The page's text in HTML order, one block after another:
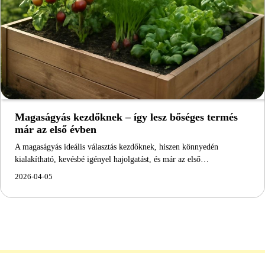
Magaságyás kezdőknek – így lesz bőséges termés
már az első évben
A magaságyás ideális választás kezdőknek, hiszen könnyedén
kialakítható, kevésbé igényel hajolgatást, és már az első…
2026-04-05